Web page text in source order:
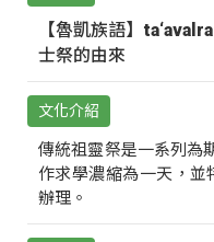
【魯凱族語】
士祭的由來
文化介紹
傳統祖靈祭是一系列為
作求學濃縮為一天，並
辦理。